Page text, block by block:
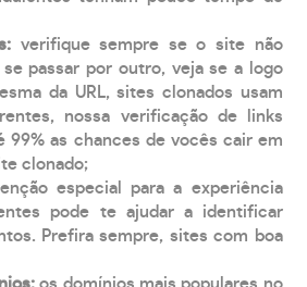
verifique sempre se o site não
passar por outro, veja se a logo
da URL, sites clonados usam
nossa verificação de links
99% as chances de vocês cair em
clonado;
especial para a experiência
pode te ajudar a identificar
Prefira sempre, sites com boa